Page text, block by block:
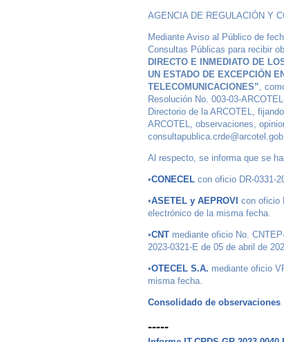
AGENCIA DE REGULACIÓN Y
Mediante Aviso al Público de
Consultas Públicas para recibir
DIRECTO E INMEDIATO DE
UN ESTADO DE EXCEPCIÓN
TELECOMUNICACIONES” ,
Resolución No. 003-03-
Directorio de la ARCOTEL,
ARCOTEL, observaciones,
Al respecto, se informa que se
•CONECEL con oficio DR-0331-
•ASETEL y AEPROVI con oficio
electrónico de la misma fecha.
•CNT mediante oficio No.
2023-0321-E de 05 de abril de
•OTECEL S.A. mediante oficio
misma fecha.
Consolidado de observaciones
-----